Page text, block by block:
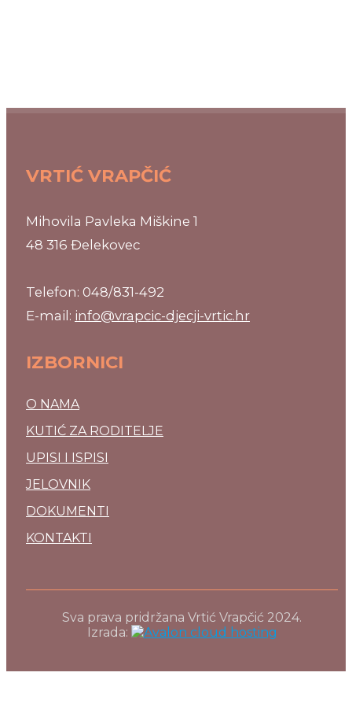
VRTIĆ VRAPČIĆ
Mihovila Pavleka Miškine 1
48 316 Đelekovec
Telefon: 048/831-492
E-mail: info@vrapcic-djecji-vrtic.hr
IZBORNICI
O NAMA
KUTIĆ ZA RODITELJE
UPISI I ISPISI
JELOVNIK
DOKUMENTI
KONTAKTI
Sva prava pridržana Vrtić Vrapčić 2024.
Izrada: